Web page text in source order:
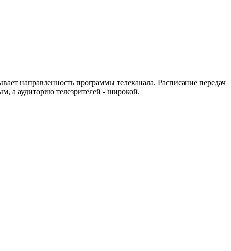
направленность программы телеканала. Расписание передач
а аудиторию телезрителей - широкой.